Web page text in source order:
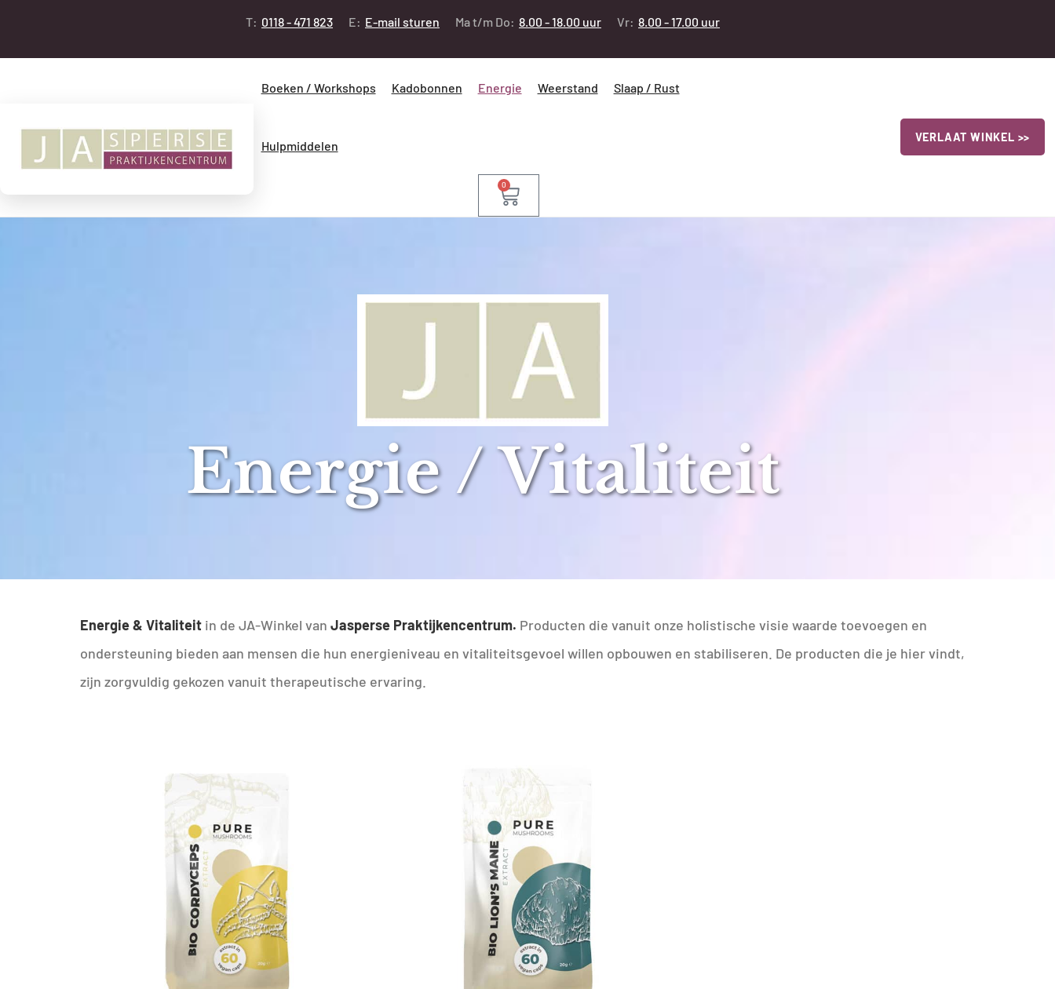
T: 0118 - 471 823 E: E-mail sturen Ma t/m Do: 8.00 - 18.00 uur Vr: 8.00 - 17.00 uur
Boeken / Workshops Kadobonnen Energie Weerstand Slaap / Rust
Hulpmiddelen
0
VERLAAT WINKEL >>
Energie / Vitaliteit
Energie & Vitaliteit in de JA-Winkel van Jasperse Praktijkencentrum. Producten die vanuit onze holistische visie waarde toevoegen en
ondersteuning bieden aan mensen die hun energieniveau en vitaliteitsgevoel willen opbouwen en stabiliseren. De producten die je hier vindt,
zijn zorgvuldig gekozen vanuit therapeutische ervaring.